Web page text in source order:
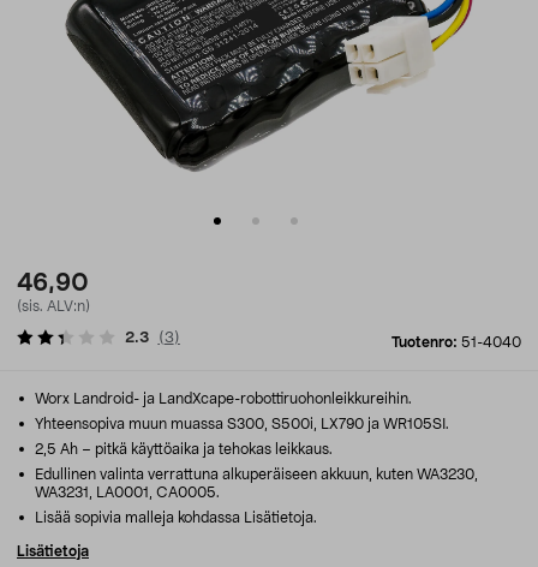
46,90
(sis. ALV:n)
Tuotenro: 51-4040
2.3 (3)
Worx Landroid- ja LandXcape-robottiruohonleikkureihin.
Yhteensopiva muun muassa S300, S500i, LX790 ja WR105SI.
2,5 Ah – pitkä käyttöaika ja tehokas leikkaus.
Edullinen valinta verrattuna alkuperäiseen akkuun, kuten WA3230,
WA3231, LA0001, CA0005.
Lisää sopivia malleja kohdassa Lisätietoja.
Lisätietoja